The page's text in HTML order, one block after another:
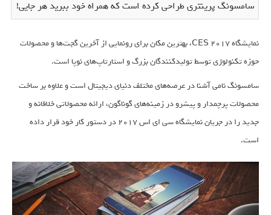
سامسونگ پرینتری طراحی کرده است که همراه خود ببرید هر جایی!
نمایشگاه CES 2017، بهترین مکان برای رونمایی از آخرین گجت‌ها و محصولات
حوزه تکنولوژی توسط تولیدکنندگان بزرگ و استارتاپ‌های نوپا است.
سامسونگ نامی آشنا در عرصه‌های مختلف دنیای دیجیتال است و علاوه بر ساخت
محصولات پرچمدار و پیشرو در زمینه‌های گوناگون، ارائه محصولاتی خلاقانه و
جدید را در جریان نمایشگاه سی ای اس 2017 در دستور کار خود قرار داده
است.